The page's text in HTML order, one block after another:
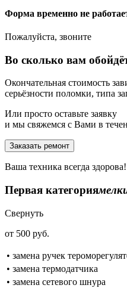
Форма временно не
Пожалуйста, звоните
Во сколько вам
Окончательная стоимость
серьёзности поломки, типа
Или просто оставьте заявку
и мы свяжемся с Вами в
Заказать ремонт
Ваша техника всегда здорова!
Первая категория
Свернуть
от 500 руб.
• замена ручек
• замена термодатчика
• замена сетевого шнура